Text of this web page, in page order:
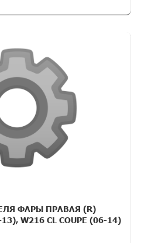
ФАРЫ ПРАВАЯ (R)
W216 CL COUPE (06-14)